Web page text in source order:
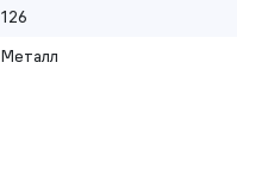
126
Металл